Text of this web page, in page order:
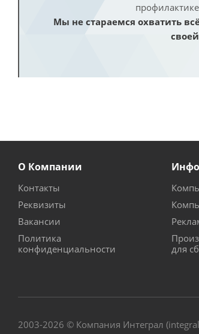
Мы не стараемся охватить
О Компании
Контакты
Реквизиты
Вакансии
Политика
конфиденциальности
для
2003-2026 © Компания Интеграл